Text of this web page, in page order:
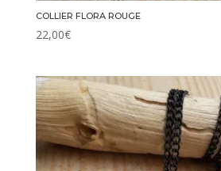
COLLIER FLORA ROUGE
22,00€